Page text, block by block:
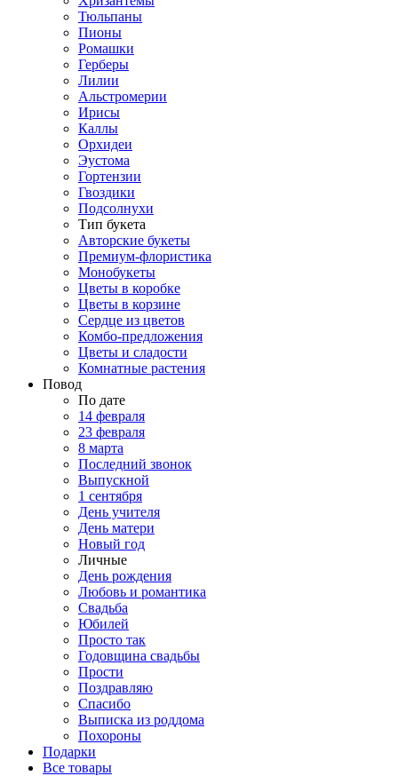
Тюльпаны
Пионы
Ромашки
Герберы
Лилии
Альстромерии
Ирисы
Каллы
Орхидеи
Эустома
Гортензии
Гвоздики
Подсолнухи
Тип букета
Авторские букеты
Премиум-флористика
Монобукеты
Цветы в коробке
Цветы в корзине
Сердце из цветов
Комбо-предложения
Цветы и сладости
Комнатные растения
Повод
По дате
14 февраля
23 февраля
8 марта
Последний звонок
Выпускной
1 сентября
День учителя
День матери
Новый год
Личные
День рождения
Любовь и романтика
Свадьба
Юбилей
Просто так
Годовщина свадьбы
Прости
Поздравляю
Спасибо
Выписка из роддома
Похороны
Подарки
Все товары